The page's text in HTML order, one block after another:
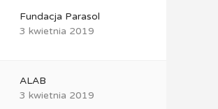
Fundacja Parasol
3 kwietnia 2019
ALAB
3 kwietnia 2019